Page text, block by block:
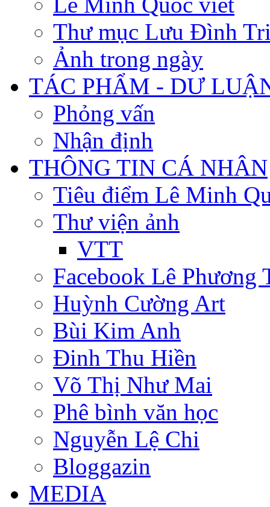
Thư mục Lưu Đình
Ảnh trong ngày
TÁC PHẨM - DƯ
Phỏng vấn
Nhận định
THÔNG TIN CÁ NHÂN
Tiêu điểm Lê Minh
Thư viện ảnh
VTT
Facebook Lê Phương
Huỳnh Cường Art
Bùi Kim Anh
Đinh Thu Hiền
Võ Thị Như Mai
Phê bình văn học
Nguyễn Lệ Chi
Bloggazin
MEDIA